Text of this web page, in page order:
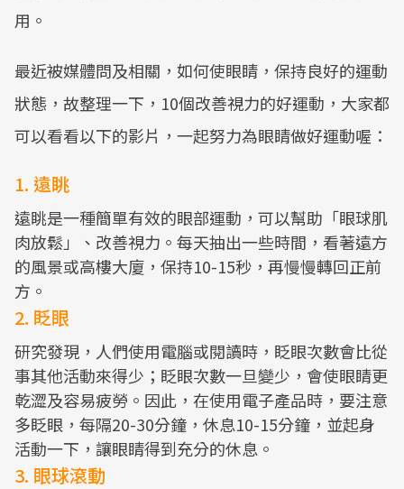
用。
最近被媒體問及相關，如何使眼睛，保持良好的運動
狀態，故整理一下，10個改善視力的好運動，大家都
可以看看以下的影片，一起努力為眼睛做好運動喔：
1. 遠眺
遠眺是一種簡單有效的眼部運動，可以幫助「眼球肌
肉放鬆」、改善視力。每天抽出一些時間，看著遠方
的風景或高樓大廈，保持10-15秒，再慢慢轉回正前
方。
2. 眨眼
研究發現，人們使用電腦或閱讀時，眨眼次數會比從
事其他活動來得少；眨眼次數一旦變少，會使眼睛更
乾澀及容易疲勞。因此，在使用電子產品時，要注意
多眨眼，每隔20-30分鐘，休息10-15分鐘，並起身
活動一下，讓眼睛得到充分的休息。
3. 眼球滾動